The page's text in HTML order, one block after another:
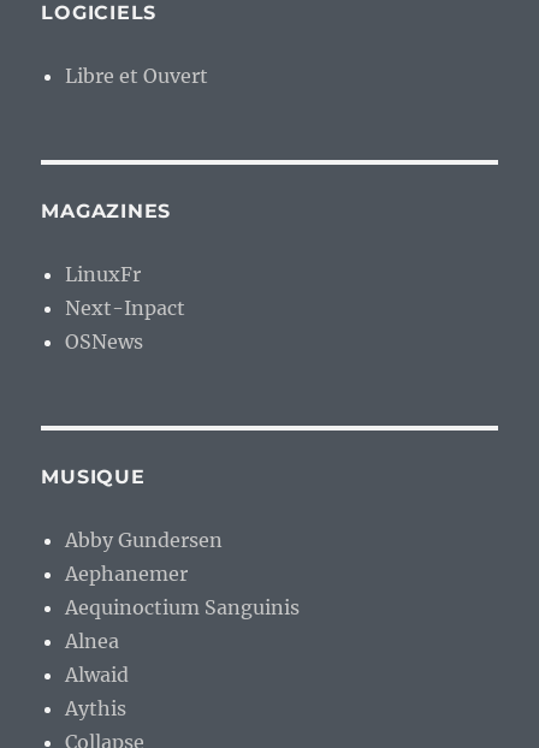
LOGICIELS
Libre et Ouvert
MAGAZINES
LinuxFr
Next-Inpact
OSNews
MUSIQUE
Abby Gundersen
Aephanemer
Aequinoctium Sanguinis
Alnea
Alwaid
Aythis
Collapse